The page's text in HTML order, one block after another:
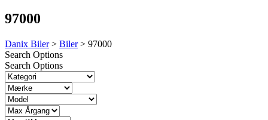
97000
Danix Biler> Biler> 97000
Search Options
Search Options